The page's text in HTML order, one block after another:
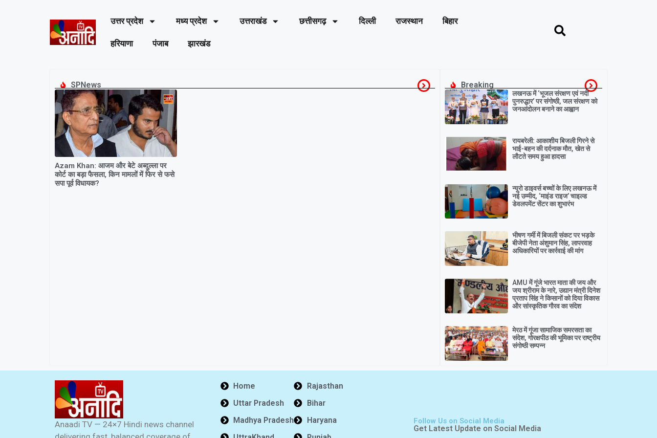
उत्तर प्रदेश मध्य प्रदेश उत्तराखंड छत्तीसगढ़ दिल्ली राजस्थान बिहार
हरियाणा पंजाब झारखंड
SPNews
Azam Khan: आजम और बेटे अब्दुल्ला पर
कोर्ट का बड़ा फैसला, किन मामलों में फिर से फसे
सपा पूर्व विधायक?
Breaking
लखनऊ में ‘भूजल संरक्षण एवं नदी
पुनरुद्धार’ पर संगोष्ठी, जल संरक्षण को
जनआंदोलन बनाने का आह्वान
रायबरेली: आकाशीय बिजली गिरने से
भाई-बहन की दर्दनाक मौत, खेत से
लौटते समय हुआ हादसा
न्यूरो डाइवर्स बच्चों के लिए लखनऊ में
नई उम्मीद, ‘माइंड राइज’ चाइल्ड
डेवलपमेंट सेंटर का शुभारंभ
भीषण गर्मी में बिजली संकट पर भड़के
बीजेपी नेता अंशुमान सिंह, लापरवाह
अधिकारियों पर कार्रवाई की मांग
AMU में गूंजे भारत माता की जय और
जय श्रीराम के नारे, उद्यान मंत्री दिनेश
प्रताप सिंह ने किसानों को दिया विकास
और सांस्कृतिक गौरव का संदेश
मेरठ में गूंजा सामाजिक समरसता का
संदेश, गोरक्षपीठ की भूमिका पर राष्ट्रीय
संगोष्ठी सम्पन्न
Anaadi TV — 24×7 Hindi news channel
Home
Uttar Pradesh
Madhya Pradesh
Rajasthan
Bihar
Haryana
Follow Us on Social Media
Get Latest Update on Social Media